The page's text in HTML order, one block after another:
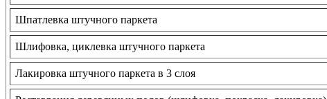
Шпатлевка штучного паркета
Шлифовка, циклевка штучного паркета
Лакировка штучного паркета в 3 слоя